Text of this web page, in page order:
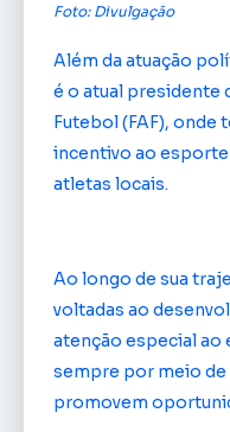
Foto: Divulgação
Além da atuação
é o atual presidente
Futebol (FAF), onde
incentivo ao esporte
atletas locais.
Ao longo de sua
voltadas ao
atenção especial ao
sempre por meio
promovem